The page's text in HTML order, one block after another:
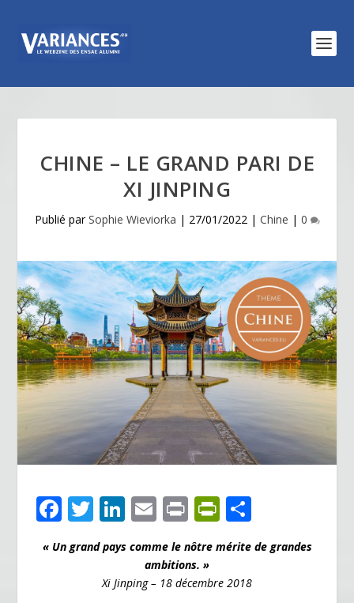
CHINE – LE GRAND PARI DE
XI JINPING
Publié parSophie Wieviorka | 27/01/2022| Chine | 0
F
e
T
w
itt
er
Li
k
e
E
m
ai
l
Pr
in
t
Pr
in
tF
ri
ar
ta
g
« Un grand pays comme le nôtre mérite de grandes
ambitions. »
Xi Jinping – 18 décembre 2018